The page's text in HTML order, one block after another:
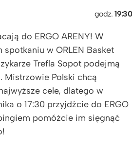
godz.19:30
do ERGO ARENY! W
w ORLEN Basket
Trefla Sopot podejmą
Mistrzowie Polski chcą
cele, dlatego w
o 17:30 przyjdźcie do ERGO
pomóżcie im sięgnąć